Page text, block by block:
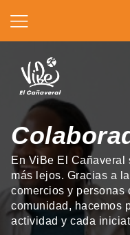
En ViBe El Cañaveral
más lejos. Gracias a
comercios y personas
comunidad, hacemos
actividad y cada